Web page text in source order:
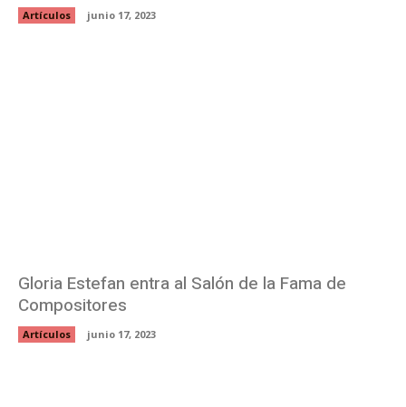
Artículos junio 17, 2023
Gloria Estefan entra al Salón de la Fama de
Compositores
Artículos junio 17, 2023